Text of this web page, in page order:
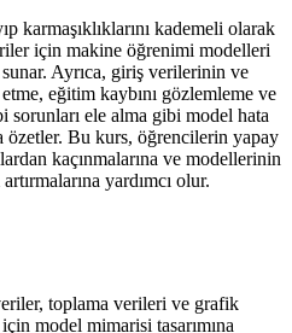
karmaşıklıklarını kademeli olarak
için makine öğrenimi modelleri
Ayrıca, giriş verilerinin ve
eğitim kaybını gözlemleme ve
sorunları ele alma gibi model hata
özetler. Bu kurs, öğrencilerin yapay
kaçınmalarına ve modellerinin
yardımcı olur.
toplama verileri ve grafik
model mimarisi tasarımına